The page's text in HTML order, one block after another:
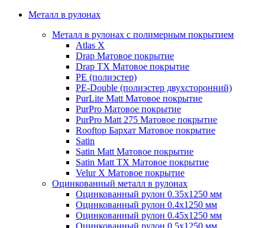
Металл в рулонах
Металл в рулонах с полимерным покрытием
Atlas X
Drap Матовое покрытие
Drap TX Матовое покрытие
PE (полиэстер)
PE-Double (полиэстер двухсторонний)
PurLite Мatt Матовое покрытие
PurPro Матовое покрытие
PurPro Matt 275 Матовое покрытие
Rooftop Бархат Матовое покрытие
Satin
Satin Мatt Матовое покрытие
Satin Matt TX Матовое покрытие
Velur X Матовое покрытие
Оцинкованный металл в рулонах
Оцинкованный рулон 0.35х1250 мм
Оцинкованный рулон 0.4х1250 мм
Оцинкованный рулон 0.45х1250 мм
Оцинкованный рулон 0.5х1250 мм